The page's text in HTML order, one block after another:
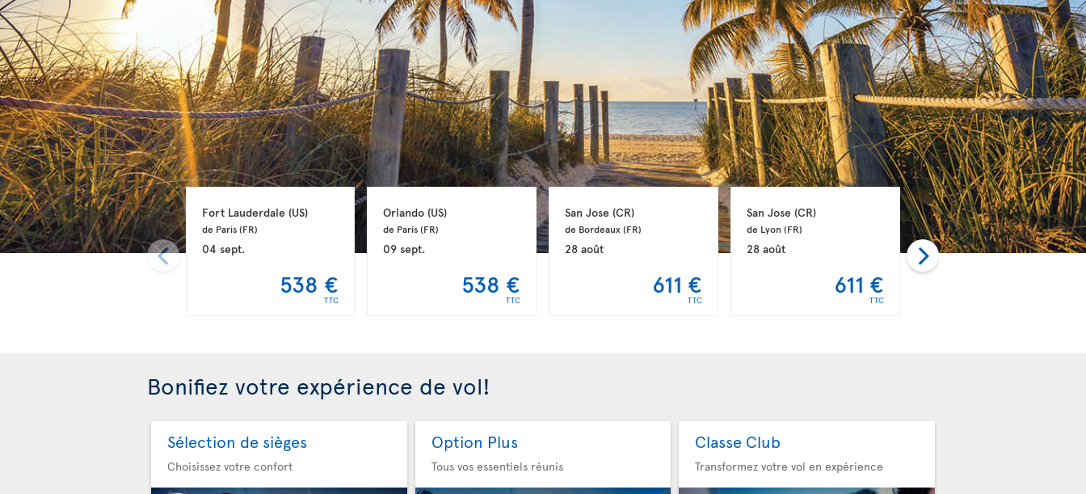
Fort Lauderdale (US)
de Paris (FR)
04 sept.
538 €
TTC
Orlando (US)
de Paris (FR)
09 sept.
538 €
TTC
San Jose (CR)
de Bordeaux (FR)
28 août
611 €
TTC
San Jose (CR)
de Lyon (FR)
28 août
611 €
TTC
San Jose (CR)
de Nantes (FR)
06 nov.
Bonifiez votre expérience de vol!
Sélection de sièges
Choisissez votre confort
Option Plus
Tous vos essentiels réunis
Classe Club
Transformez votre vol en expérience